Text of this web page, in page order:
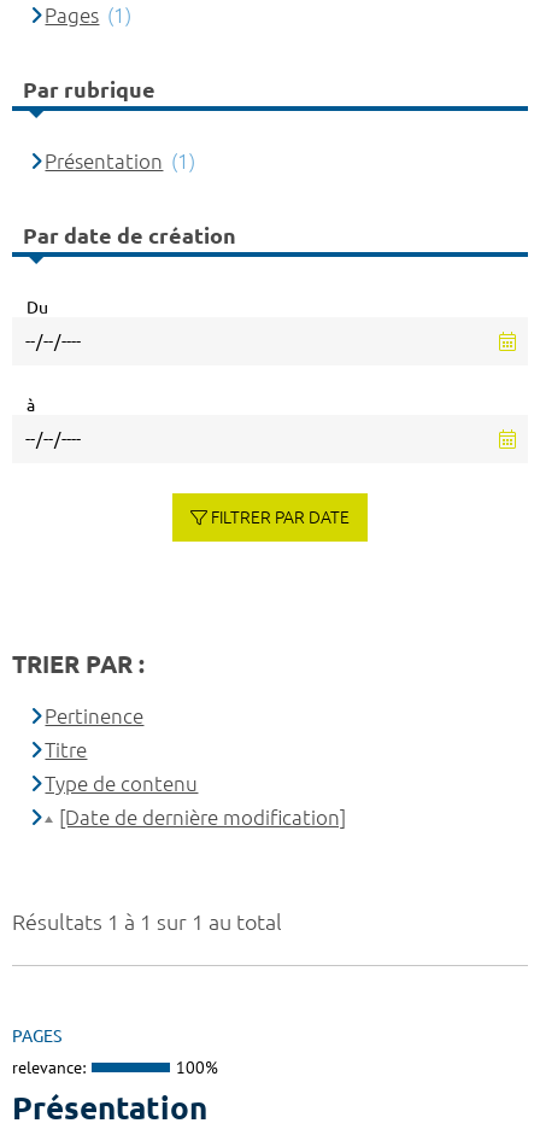
Résultats 1 à 1 sur 1 au total
PAGES
relevance: 100%
Présentation
Pages (1)
Par rubrique
Présentation (1)
Par date de création
Du
à
FILTRER PAR DATE
TRIER PAR :
Pertinence
Titre
Type de contenu
[Date de dernière modification]